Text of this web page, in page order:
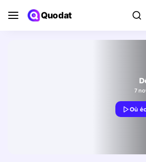
Quodat
7
Où